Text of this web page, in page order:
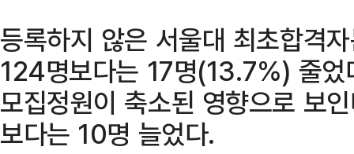
등록하지 않은 서울대 최초합격
124명보다는 17명(13.7%) 줄
모집정원이 축소된 영향으로 보
보다는 10명 늘었다.